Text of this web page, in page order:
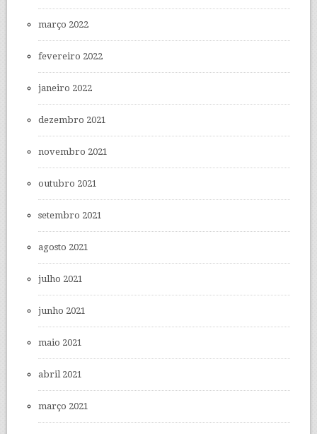
março 2022
fevereiro 2022
janeiro 2022
dezembro 2021
novembro 2021
outubro 2021
setembro 2021
agosto 2021
julho 2021
junho 2021
maio 2021
abril 2021
março 2021